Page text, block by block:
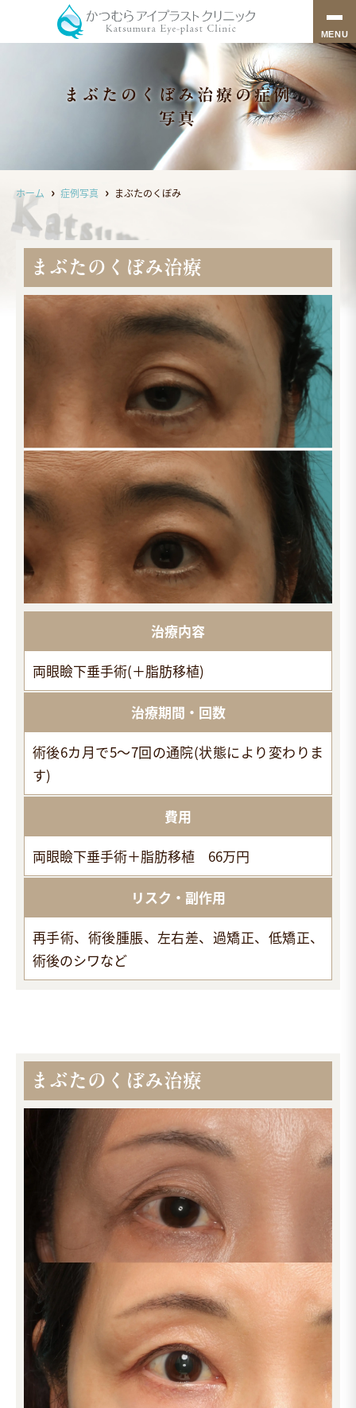
MENU
まぶたのくぼみ治療の症例
写真
ホーム 症例写真 まぶたのくぼみ
まぶたのくぼみ治療
治療内容
両眼瞼下垂手術(＋脂肪移植)
治療期間・回数
術後6カ月で5～7回の通院(状態により変わりま
す)
費用
両眼瞼下垂手術＋脂肪移植 66万円
リスク・副作用
再手術、術後腫脹、左右差、過矯正、低矯正、
術後のシワなど
まぶたのくぼみ治療